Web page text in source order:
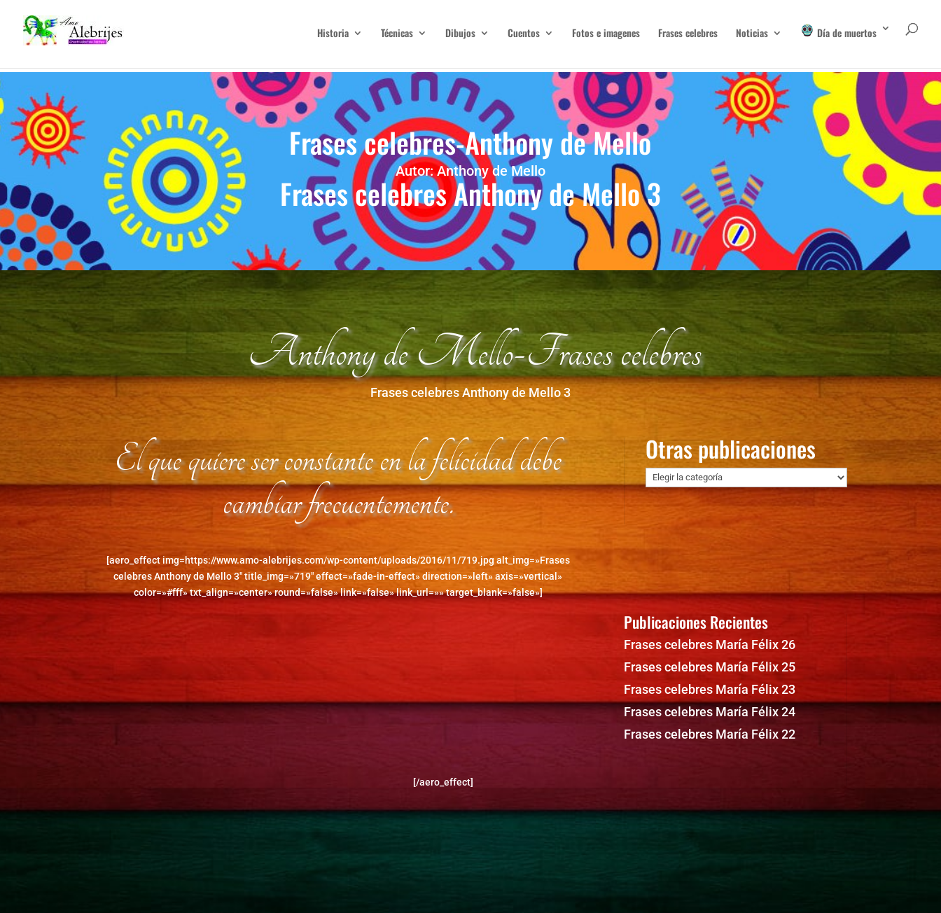
Historia Técnicas Dibujos Cuentos Fotos e imagenes Frases celebres Noticias Día de muertos
Frases celebres-Anthony de Mello
Autor: Anthony de Mello
Frases celebres Anthony de Mello 3
Anthony de Mello-Frases celebres
Frases celebres Anthony de Mello 3
El que quiere ser constante en la felicidad debe
cambiar frecuentemente.
[aero_effect img=https://www.amo-alebrijes.com/wp-content/uploads/2016/11/719.jpg alt_img=»Frases
celebres Anthony de Mello 3″ title_img=»719″ effect=»fade-in-effect» direction=»left» axis=»vertical»
color=»#fff» txt_align=»center» round=»false» link=»false» link_url=»» target_blank=»false»]
[/aero_effect]
Otras publicaciones
Otras
publicaciones
Publicaciones Recientes
Frases celebres María Félix 26
Frases celebres María Félix 25
Frases celebres María Félix 23
Frases celebres María Félix 24
Frases celebres María Félix 22